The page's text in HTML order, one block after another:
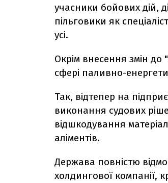
учасники бойових дій,
пільговики як
усі.
Окрім внесення змін до
сфері паливно-
Так, відтепер на
виконання судових
відшкодування
аліментів.
Держава повністю
холдингової компанії,